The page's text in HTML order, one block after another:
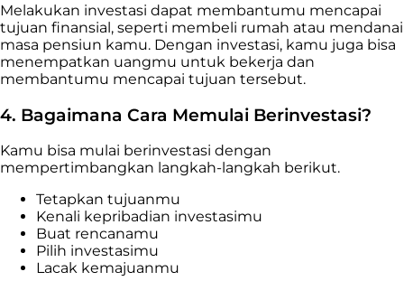
Melakukan investasi dapat membantumu mencapai
tujuan finansial, seperti membeli rumah atau mendanai
masa pensiun kamu. Dengan investasi, kamu juga bisa
menempatkan uangmu untuk bekerja dan
membantumu mencapai tujuan tersebut.
4. Bagaimana Cara Memulai Berinvestasi?
Kamu bisa mulai berinvestasi dengan
mempertimbangkan langkah-langkah berikut.
Tetapkan tujuanmu
Kenali kepribadian investasimu
Buat rencanamu
Pilih investasimu
Lacak kemajuanmu